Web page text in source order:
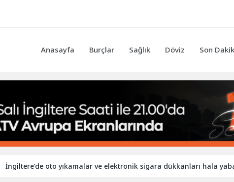
Anasayfa Burçlar Sağlık Döviz Son
oto yıkamalar ve elektronik sigara dükkanları hala yabancı